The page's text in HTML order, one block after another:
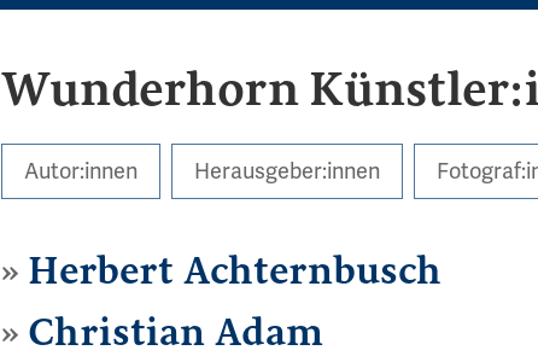
Wunderhorn
Autor:innen Herausgeber:innen
Herbert Achternbusch
Christian Adam